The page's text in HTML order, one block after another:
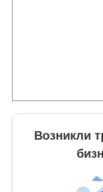
Возникли